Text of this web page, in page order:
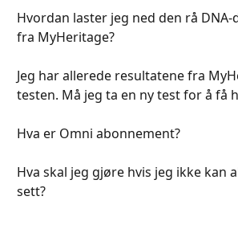
Hvordan laster jeg ned den rå
fra MyHeritage?
Jeg har allerede resultatene fra
testen. Må jeg ta en ny test for å få
Hva er Omni abonnement?
Hva skal jeg gjøre hvis jeg ikke kan
sett?